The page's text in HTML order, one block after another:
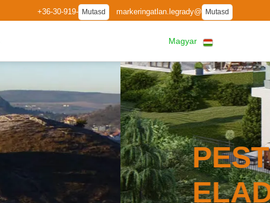
+36-30-919- Mutasd markeringatlan.legrady@ Mutasd
Magyar